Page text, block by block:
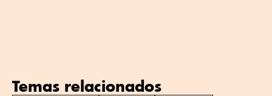
Temas relacionados